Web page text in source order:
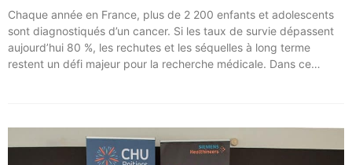
Chaque année en France, plus de 2 200 enfants et adolescents
sont diagnostiqués d’un cancer. Si les taux de survie dépassent
aujourd’hui 80 %, les rechutes et les séquelles à long terme
restent un défi majeur pour la recherche médicale. Dans ce
cancers pédiatriques.